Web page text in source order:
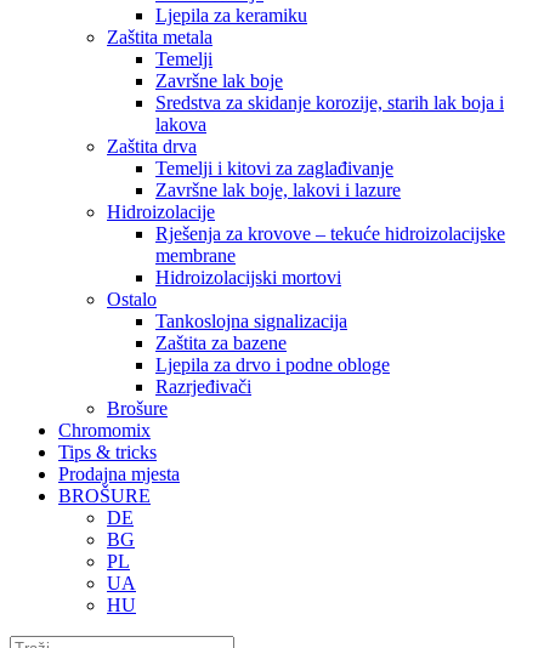
Ljepila za keramiku
Zaštita metala
Temelji
Završne lak boje
Sredstva za skidanje korozije, starih lak boja i
lakova
Zaštita drva
Temelji i kitovi za zaglađivanje
Završne lak boje, lakovi i lazure
Hidroizolacije
Rješenja za krovove – tekuće hidroizolacijske
membrane
Hidroizolacijski mortovi
Ostalo
Tankoslojna signalizacija
Zaštita za bazene
Ljepila za drvo i podne obloge
Razrjeđivači
Brošure
Chromomix
Tips & tricks
Prodajna mjesta
BROŠURE
DE
BG
PL
UA
HU